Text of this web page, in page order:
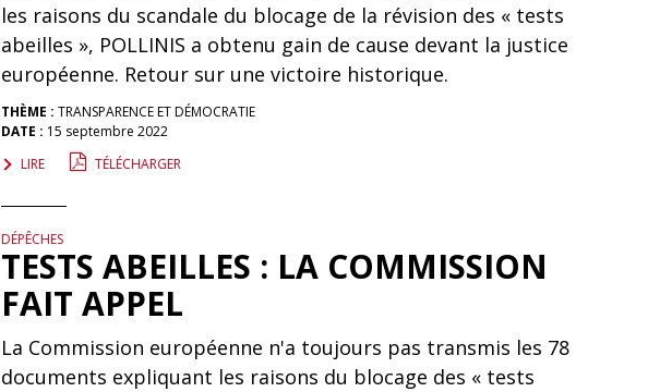
les raisons du scandale du blocage de la révision des « tests
abeilles », POLLINIS a obtenu gain de cause devant la justice
européenne. Retour sur une victoire historique.
THÈME : TRANSPARENCE ET DÉMOCRATIE
DATE : 15 septembre 2022
LIRE
TÉLÉCHARGER
DÉPÊCHES
TESTS ABEILLES : LA COMMISSION
FAIT APPEL
La Commission européenne n'a toujours pas transmis les 78
documents expliquant les raisons du blocage des « tests